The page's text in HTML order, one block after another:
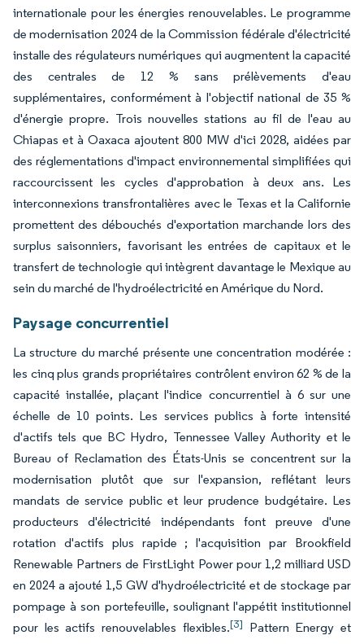
internationale pour les énergies renouvelables. Le programme
de modernisation 2024 de la Commission fédérale d'électricité
installe des régulateurs numériques qui augmentent la capacité
des centrales de 12 % sans prélèvements d'eau
supplémentaires, conformément à l'objectif national de 35 %
d'énergie propre. Trois nouvelles stations au fil de l'eau au
Chiapas et à Oaxaca ajoutent 800 MW d'ici 2028, aidées par
des réglementations d'impact environnemental simplifiées qui
raccourcissent les cycles d'approbation à deux ans. Les
interconnexions transfrontalières avec le Texas et la Californie
promettent des débouchés d'exportation marchande lors des
surplus saisonniers, favorisant les entrées de capitaux et le
transfert de technologie qui intègrent davantage le Mexique au
sein du marché de l'hydroélectricité en Amérique du Nord.
Paysage concurrentiel
La structure du marché présente une concentration modérée :
les cinq plus grands propriétaires contrôlent environ 62 % de la
capacité installée, plaçant l'indice concurrentiel à 6 sur une
échelle de 10 points. Les services publics à forte intensité
d'actifs tels que BC Hydro, Tennessee Valley Authority et le
Bureau of Reclamation des États-Unis se concentrent sur la
modernisation plutôt que sur l'expansion, reflétant leurs
mandats de service public et leur prudence budgétaire. Les
producteurs d'électricité indépendants font preuve d'une
rotation d'actifs plus rapide ; l'acquisition par Brookfield
Renewable Partners de FirstLight Power pour 1,2 milliard USD
en 2024 a ajouté 1,5 GW d'hydroélectricité et de stockage par
pompage à son portefeuille, soulignant l'appétit institutionnel
pour les actifs renouvelables flexibles.[3] Pattern Energy et